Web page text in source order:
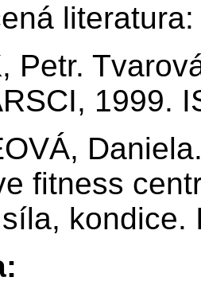
literatura:
Petr.
1999.
fitness
kondice.